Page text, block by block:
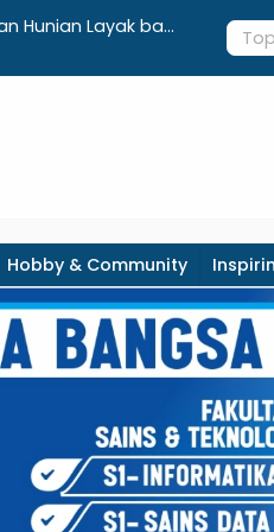
Sabet Emas dan
Musim
Droping
Hobby & Community